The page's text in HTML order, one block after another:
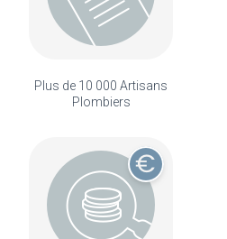
Plus de 10 000 Artisans
Plombiers